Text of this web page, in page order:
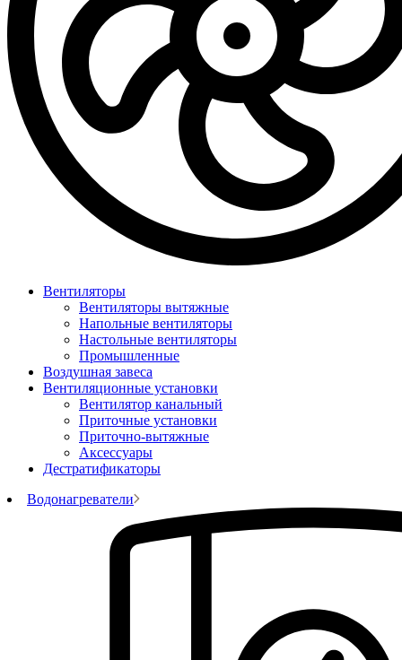
Вентиляторы
Вентиляторы вытяжные
Напольные вентиляторы
Настольные вентиляторы
Промышленные
Воздушная завеса
Вентиляционные установки
Вентилятор канальный
Приточные установки
Приточно-вытяжные
Аксессуары
Дестратификаторы
Водонагреватели